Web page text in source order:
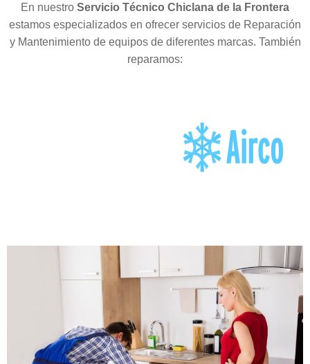
En nuestro Servicio Técnico Chiclana de la Frontera
estamos especializados en ofrecer servicios de Reparación
y Mantenimiento de equipos de diferentes marcas. También
reparamos: